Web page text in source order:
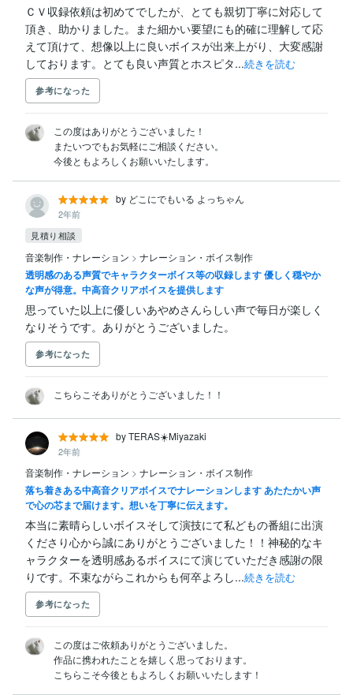
ＣＶ収録依頼は初めてでしたが、とても親切丁寧に対応して
頂き、助かりました。また細かい要望にも的確に理解して応
えて頂けて、想像以上に良いボイスが出来上がり、大変感謝
しております。とても良い声質とホスピタ...続きを読む
参考になった
この度はありがとうございました！
またいつでもお気軽にご相談ください。
今後ともよろしくお願いいたします。
by どこにでもいる よっちゃん
2年前
見積り相談
音楽制作・ナレーション > ナレーション・ボイス制作
透明感のある声質でキャラクターボイス等の収録します 優しく穏やか
な声が得意。中高音クリアボイスを提供します
思っていた以上に優しいあやめさんらしい声で毎日が楽しく
なりそうです。ありがとうございました。
参考になった
こちらこそありがとうございました！！
by TERAS☀️Miyazaki
2年前
音楽制作・ナレーション > ナレーション・ボイス制作
落ち着きある中高音クリアボイスでナレーションします あたたかい声
で心の芯まで届けます。想いを丁寧に伝えます。
本当に素晴らしいボイスそして演技にて私どもの番組に出演
くださり心から誠にありがとうございました！！神秘的なキ
ャラクターを透明感あるボイスにて演じていただき感謝の限
りです。不束ながらこれからも何卒よろし...続きを読む
参考になった
この度はご依頼ありがとうございました。
作品に携われたことを嬉しく思っております。
こちらこそ今後ともよろしくお願いいたします！